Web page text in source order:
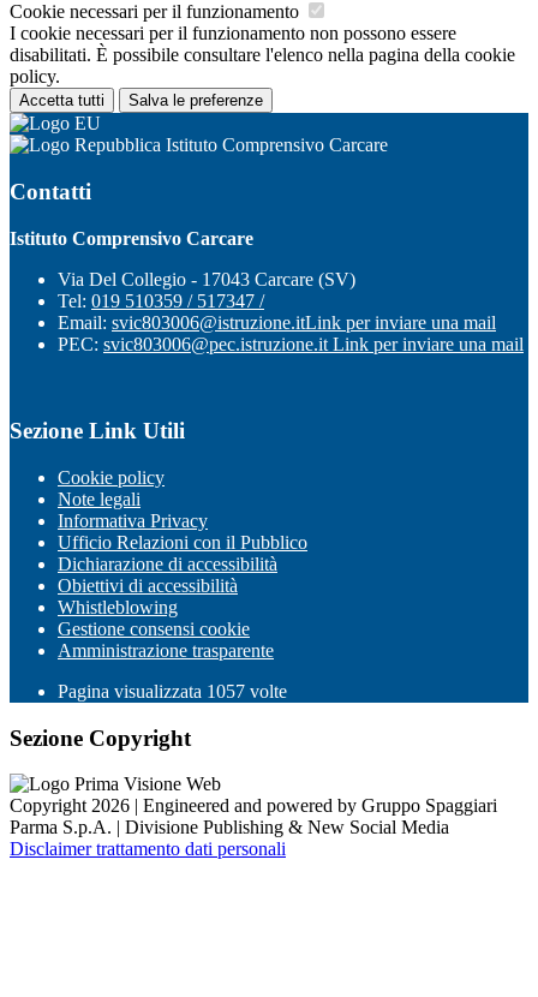
Cookie necessari per il funzionamento
I cookie necessari per il funzionamento non possono essere
disabilitati. È possibile consultare l'elenco nella pagina della cookie
policy.
Accetta tutti Salva le preferenze
Istituto Comprensivo Carcare
Contatti
Istituto Comprensivo Carcare
Via Del Collegio - 17043 Carcare (SV)
Tel: 019 510359 / 517347 /
Email: svic803006@istruzione.itLink per inviare una mail
PEC: svic803006@pec.istruzione.it Link per inviare una mail
Sezione Link Utili
Cookie policy
Note legali
Informativa Privacy
Ufficio Relazioni con il Pubblico
Dichiarazione di accessibilità
Obiettivi di accessibilità
Whistleblowing
Gestione consensi cookie
Amministrazione trasparente
Pagina visualizzata 1057 volte
Sezione Copyright
Copyright 2026 | Engineered and powered by Gruppo Spaggiari
Parma S.p.A. | Divisione Publishing & New Social Media
Disclaimer trattamento dati personali